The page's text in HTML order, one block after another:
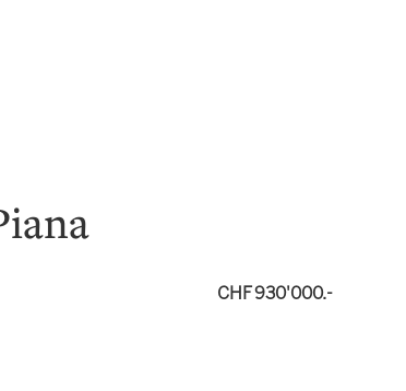
CHF 930'000.-